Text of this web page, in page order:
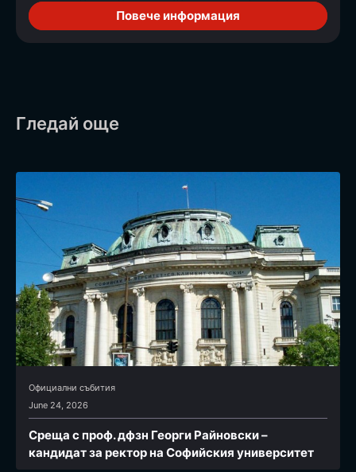
Повече информация
Гледай още
Официални събития
June 24, 2026
Среща с проф. дфзн Георги Райновски –
кандидат за ректор на Софийския университет